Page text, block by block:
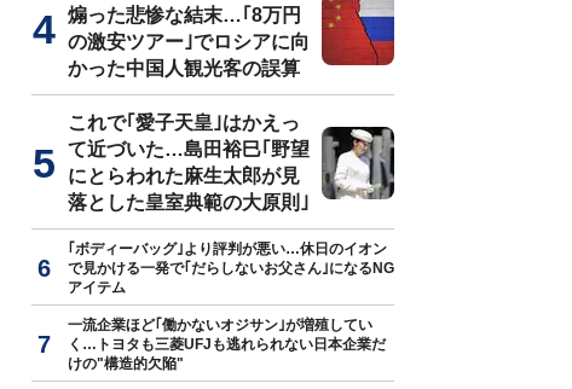
煽った悲惨な結末…｢8万円
の激安ツアー｣でロシアに向
かった中国人観光客の誤算
これで｢愛子天皇｣はかえっ
て近づいた…島田裕巳｢野望
にとらわれた麻生太郎が見
落とした皇室典範の大原則｣
｢ボディーバッグ｣より評判が悪い…休日のイオン
で見かける一発で｢だらしないお父さん｣になるNG
アイテム
一流企業ほど｢働かないオジサン｣が増殖してい
く…トヨタも三菱UFJも逃れられない日本企業だ
けの"構造的欠陥"